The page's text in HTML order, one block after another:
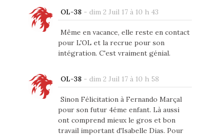
OL-38 - dim 2 Juil 17 à 10 h 43
Même en vacance, elle reste en contact
pour L'OL et la recrue pour son
intégration. C'est vraiment génial.
OL-38 - dim 2 Juil 17 à 10 h 58
Sinon Félicitation à Fernando Marçal
pour son futur 4éme enfant. Là aussi
ont comprend mieux le gros et bon
travail important d'Isabelle Dias. Pour